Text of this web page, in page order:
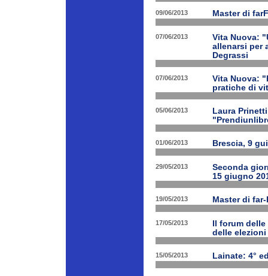
09/06/2013 Master di
07/06/2013
Vita Nuova:
allenarsi per
Degrassi
07/06/2013
Vita Nuova:
pratiche di
05/06/2013
Laura
01/06/2013 Brescia, 9
29/05/2013
Seconda
15 giugno
19/05/2013 Master di
17/05/2013
Il forum
delle elezioni
15/05/2013 Lainate: 4°